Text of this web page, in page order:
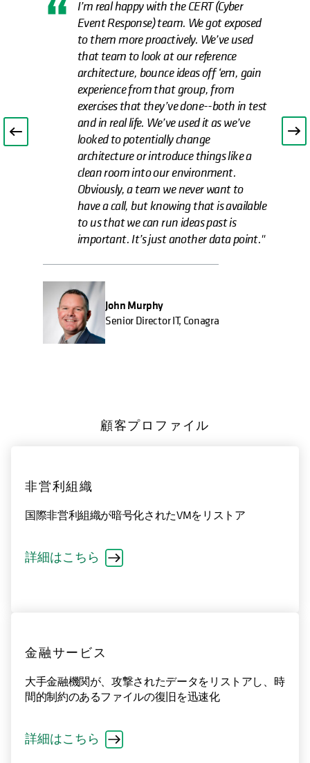
I’m real happy with the CERT (Cyber
Event Response) team. We got exposed
to them more proactively. We’ve used
that team to look at our reference
architecture, bounce ideas off ‘em, gain
experience from that group, from
exercises that they’ve done--both in test
and in real life. We’ve used it as we’ve
looked to potentially change
architecture or introduce things like a
clean room into our environment.
Obviously, a team we never want to
have a call, but knowing that is available
to us that we can run ideas past is
important. It’s just another data point."
John Murphy
Senior Director IT, Conagra
顧客プロファイル
非営利組織
国際非営利組織が暗号化されたVMをリストア
詳細はこちら
金融サービス
大手金融機関が、攻撃されたデータをリストアし、時
間的制約のあるファイルの復旧を迅速化
詳細はこちら